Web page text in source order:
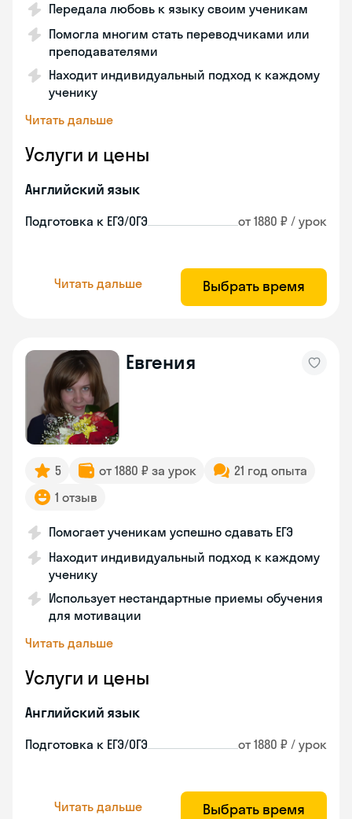
Передала любовь к языку своим ученикам
Помогла многим стать переводчиками или
преподавателями
Находит индивидуальный подход к каждому
ученику
Читать дальше
Услуги и цены
Английский язык
Подготовка к ЕГЭ/ОГЭ от 1880 ₽ / урок
Читать дальше Выбрать время
Евгения
5 от 1880 ₽ за урок
21 год опыта
1 отзыв
Помогает ученикам успешно сдавать ЕГЭ
Находит индивидуальный подход к каждому
ученику
Использует нестандартные приемы обучения
для мотивации
Читать дальше
Услуги и цены
Английский язык
Подготовка к ЕГЭ/ОГЭ от 1880 ₽ / урок
Читать дальше Выбрать время